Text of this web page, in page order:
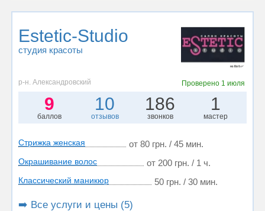
Estetic-Studio
студия красоты
р-н. Александровский Проверено 1 июля
9
баллов
10
отзывов
186
звонков
1
мастер
Стрижка женская от 80 грн. / 45 мин.
Окрашивание волос от 200 грн. / 1 ч.
Классический маникюр 50 грн. / 30 мин.
➡️ Все услуги и цены (5)